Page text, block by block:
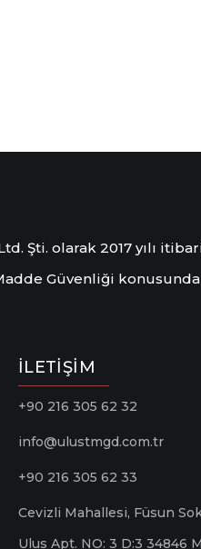
Şti. olarak 2017 yılı
Güvenliği konusunda
İLETIŞIM
+90 216 305 62 32
info@ulustmgd.com.tr
+90 216 305 62 33
Cevizli Mahallesi, Füsun
Ulus Apt. NO: 3 D:3 34846